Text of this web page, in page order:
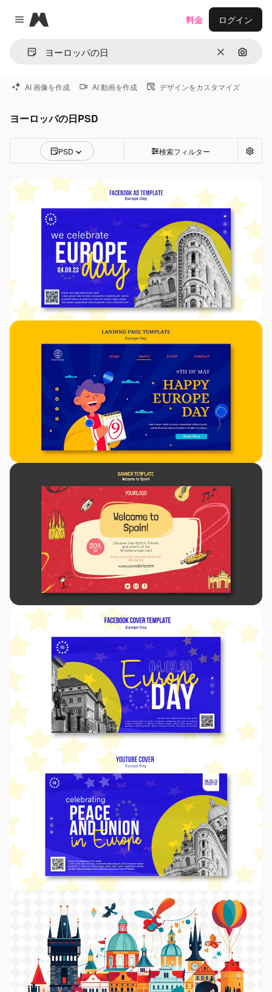
Close menu
Magnific
消去 画像で
料金 ログイン
AI 画像を作成 AI 動画を作成 デザインをカスタマイズ
ヨーロッパの日PSD
PSD 検索フィルター